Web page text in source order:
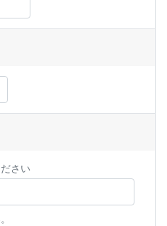
さい